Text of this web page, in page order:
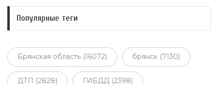
Популярные теги
Брянская область (16072) брянск (7130)
ДТП (2828) ГИБДД (2398)